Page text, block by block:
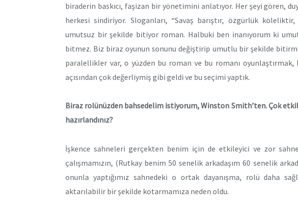
biraderin baskıcı, faşizan bir yönetimini anlatıyor. Her şeyi gören,
herkesi sindiriyor. Sloganları, “Savaş barıştır, özgürlük
umutsuz bir şekilde bitiyor roman. Halbuki ben inanıyorum ki
bitmez. Biz biraz oyunun sonunu değiştirip umutlu bir şekilde
paralellikler var, o yüzden bu roman ve bu romanı oyunlaştırmak,
açısından çok değerliymiş gibi geldi ve bu seçimi yaptık.
Biraz rolünüzden bahsedelim istiyorum, Winston Smith’ten. Çok
hazırlandınız?
İşkence sahneleri gerçekten benim için de etkileyici ve zor
çalışmamızın, (Rutkay benim 50 senelik arkadaşım 60 senelik
onunla yaptığımız sahnedeki o ortak dayanışma, rolü daha
aktarılabilir bir şekilde kotarmamıza neden oldu.